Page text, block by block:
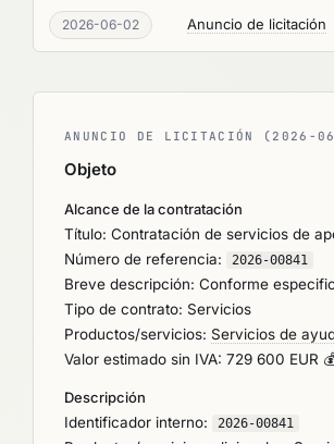
2026-06-02 Anuncio de licitación
ANUNCIO DE LICITACIÓN (2026-
Objeto
Alcance de la contratación
Título: Contratación de servicios de
Número de referencia:
2026-00841
Breve descripción: Conforme
Tipo de contrato: Servicios
Productos/servicios: Servicios de
Valor estimado sin IVA: 729 600 EUR
Descripción
Identificador interno:
2026-00841